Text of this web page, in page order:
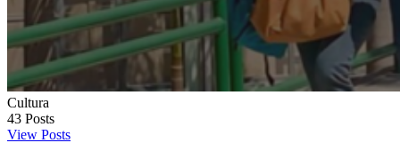
Cultura
43 Posts
View Posts